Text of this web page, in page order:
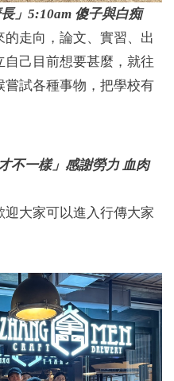
」5:10am 傻子與白痴
走向，論文、實習、出
自己目前想要甚麼，就往
試各種事物，把學校有
不一樣」感謝勞力 血肉
大家可以進入行傳大家